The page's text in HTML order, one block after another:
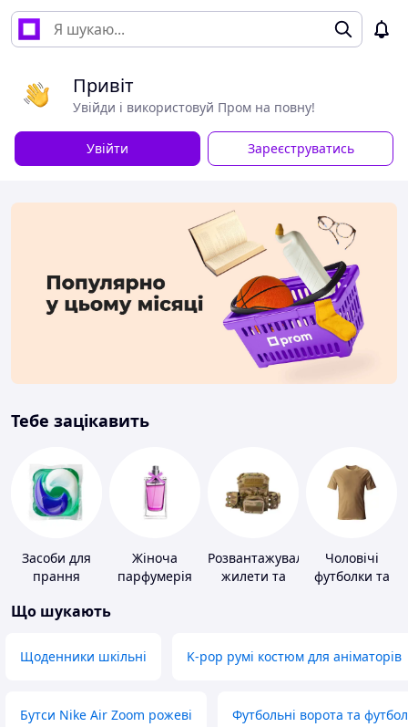
Привіт
Увійди і використовуй Пром на повну!
Увійти Зареєструватись
Тебе зацікавить
Засоби для
прання
Жіноча
парфумерія
Розвантажувальні
жилети та
Чоловічі
футболки та
Що шукають
Щоденники шкільні K-pop румі костюм для аніматорів
Бутси Nike Air Zoom рожеві Футбольні ворота та